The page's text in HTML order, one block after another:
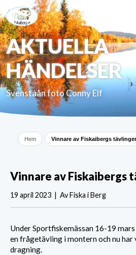
AKTUELLA
HÄNDELSER
Svenstaån foto Conny Elf
Hem Vinnare av Fiskaibergs
Vinnare av Fiskaibergs
19 april 2023 | Av Fiska i Berg
Under Sportfiskemässan 16-19
en frågetävling i montern och nu
dragning.